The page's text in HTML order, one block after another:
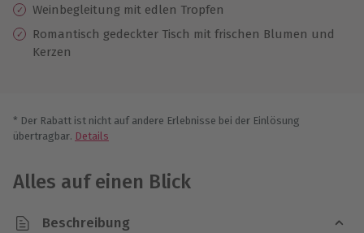
Weinbegleitung mit edlen Tropfen
Romantisch gedeckter Tisch mit frischen Blumen und
Kerzen
* Der Rabatt ist nicht auf andere Erlebnisse bei der Einlösung
übertragbar. Details
Alles auf einen Blick
Beschreibung